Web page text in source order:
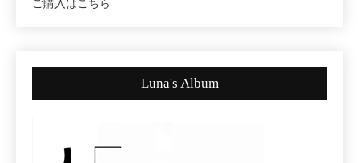
ご購入はこちら
Luna's Album